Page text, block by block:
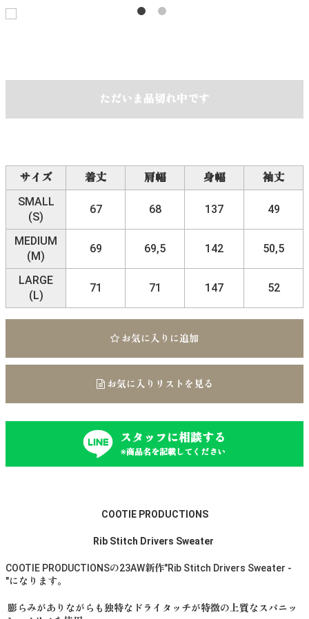
ただいま品切れ中です
サイズ 着丈 肩幅 身幅
袖丈
SMALL
(S)
67 68 137 49
MEDIUM
(M)
69 69,5 142 50,5
LARGE
(L)
71 71 147 52
お気に入りに追加
お気に入りリストを見る
スタッフに相談する
※商品名を記載してください
COOTIE PRODUCTIONS
Rib Stitch Drivers Sweater
COOTIE PRODUCTIONSの23AW新作"Rib Stitch Drivers Sweater -
"になります。
膨らみがありながらも独特なドライタッチが特徴の上質なスパニッ